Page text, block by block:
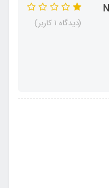
(دیدگاه 1 کاربر)